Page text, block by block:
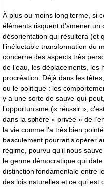
À plus ou moins long terme, si
éléments risquent d’amener
désorientation qui résultera (et
l’inéluctable transformation du
concerne des aspects très
de l’eau, les déplacements, les
procréation. Déjà dans les
ou le politique : les
y a une sorte de sauve-qui-
l’opportunisme (« réussir »,
dans la sphère « privée » de
la vie comme l’a très bien
basculement pourrait s’opérer
régime, pourvu qu’il nous
le germe démocratique qui
distinction fondamentale entre le
des lois naturelles et ce qui est